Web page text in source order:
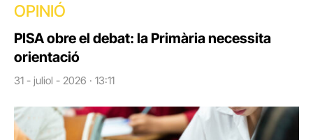
OPINIÓ
PISA obre el debat: la Primària necessita
orientació
31 - juliol - 2026 · 13:11